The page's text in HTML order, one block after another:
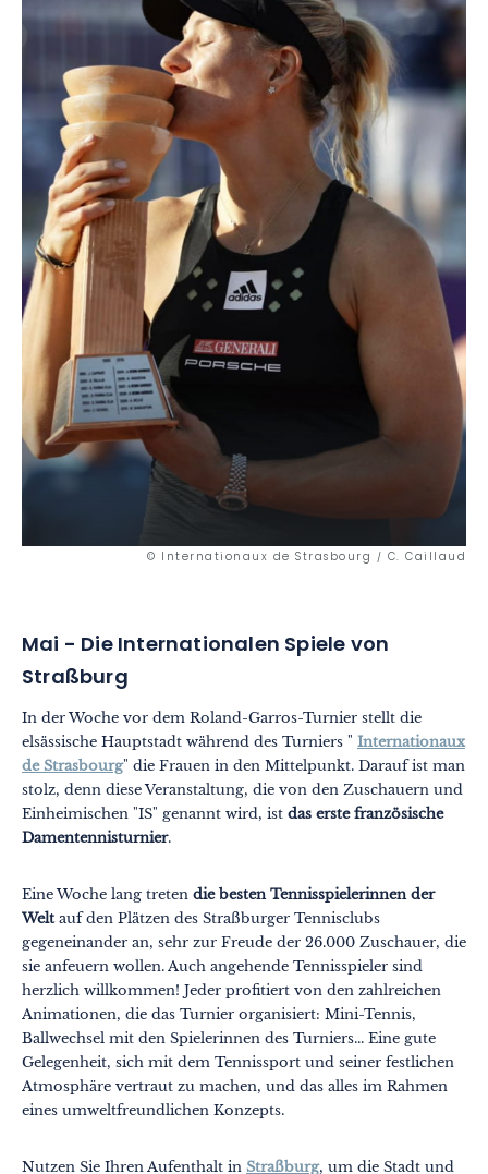
© Internationaux de Strasbourg / C. Caillaud
Mai - Die Internationalen Spiele von
Straßburg
In der Woche vor dem Roland-Garros-Turnier stellt die
elsässische Hauptstadt während des Turniers " Internationaux
de Strasbourg" die Frauen in den Mittelpunkt. Darauf ist man
stolz, denn diese Veranstaltung, die von den Zuschauern und
Einheimischen "IS" genannt wird, ist das erste französische
Damentennisturnier.
Eine Woche lang treten die besten Tennisspielerinnen der
Weltauf den Plätzen des Straßburger Tennisclubs
gegeneinander an, sehr zur Freude der 26.000 Zuschauer, die
sie anfeuern wollen. Auch angehende Tennisspieler sind
herzlich willkommen! Jeder profitiert von den zahlreichen
Animationen, die das Turnier organisiert: Mini-Tennis,
Ballwechsel mit den Spielerinnen des Turniers... Eine gute
Gelegenheit, sich mit dem Tennissport und seiner festlichen
Atmosphäre vertraut zu machen, und das alles im Rahmen
eines umweltfreundlichen Konzepts.
Nutzen Sie Ihren Aufenthalt in Straßburg, um die Stadt und